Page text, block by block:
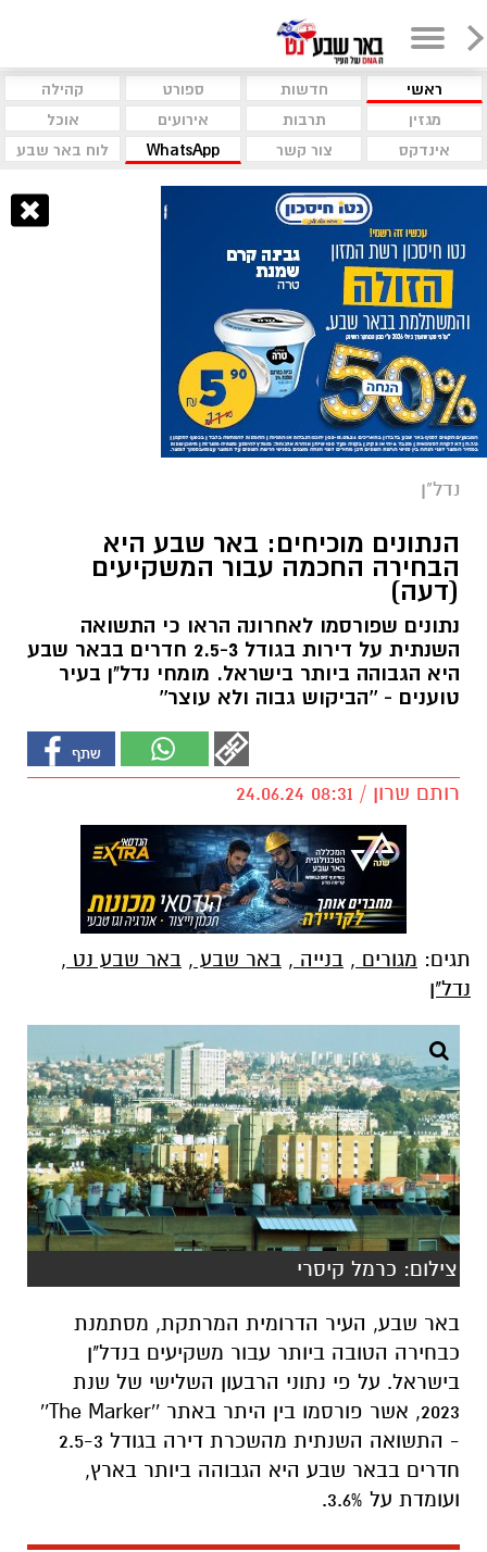
ראשי חדשות ספורט
קהילה
מגזין
תרבות אירועים
אוכל
אינדקס
צור קשר WhatsApp לוח באר שבע
נדל"ן
הנתונים מוכיחים: באר שבע היא
הבחירה החכמה עבור המשקיעים
(דעה)
נתונים שפורסמו לאחרונה הראו כי התשואה
השנתית על דירות בגודל 2.5-3 חדרים בבאר שבע
היא הגבוהה ביותר בישראל. מומחי נדל"ן בעיר
טוענים - ''הביקוש גבוה ולא עוצר''
רותם שרון / 08:31 24.06.24
תגים: מגורים , בנייה , באר שבע , באר שבע נט ,
נדל"ן
צילום: כרמל קיסרי
באר שבע, העיר הדרומית המרתקת, מסתמנת
כבחירה הטובה ביותר עבור משקיעים בנדל"ן
בישראל. על פי נתוני הרבעון השלישי של שנת
2023, אשר פורסמו בין היתר באתר ''The Marker''
- התשואה השנתית מהשכרת דירה בגודל 2.5-3
חדרים בבאר שבע היא הגבוהה ביותר בארץ,
ועומדת על 3.6%.